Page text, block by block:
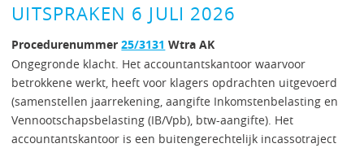
UITSPRAKEN 6 JULI 2026
Procedurenummer25/3131 Wtra AK
Ongegronde klacht. Het accountantskantoor waarvoor
betrokkene werkt, heeft voor klagers opdrachten uitgevoerd
(samenstellen jaarrekening, aangifte Inkomstenbelasting en
Vennootschapsbelasting (IB/Vpb), btw-aangifte). Het
accountantskantoor is een buitengerechtelijk incassotraject